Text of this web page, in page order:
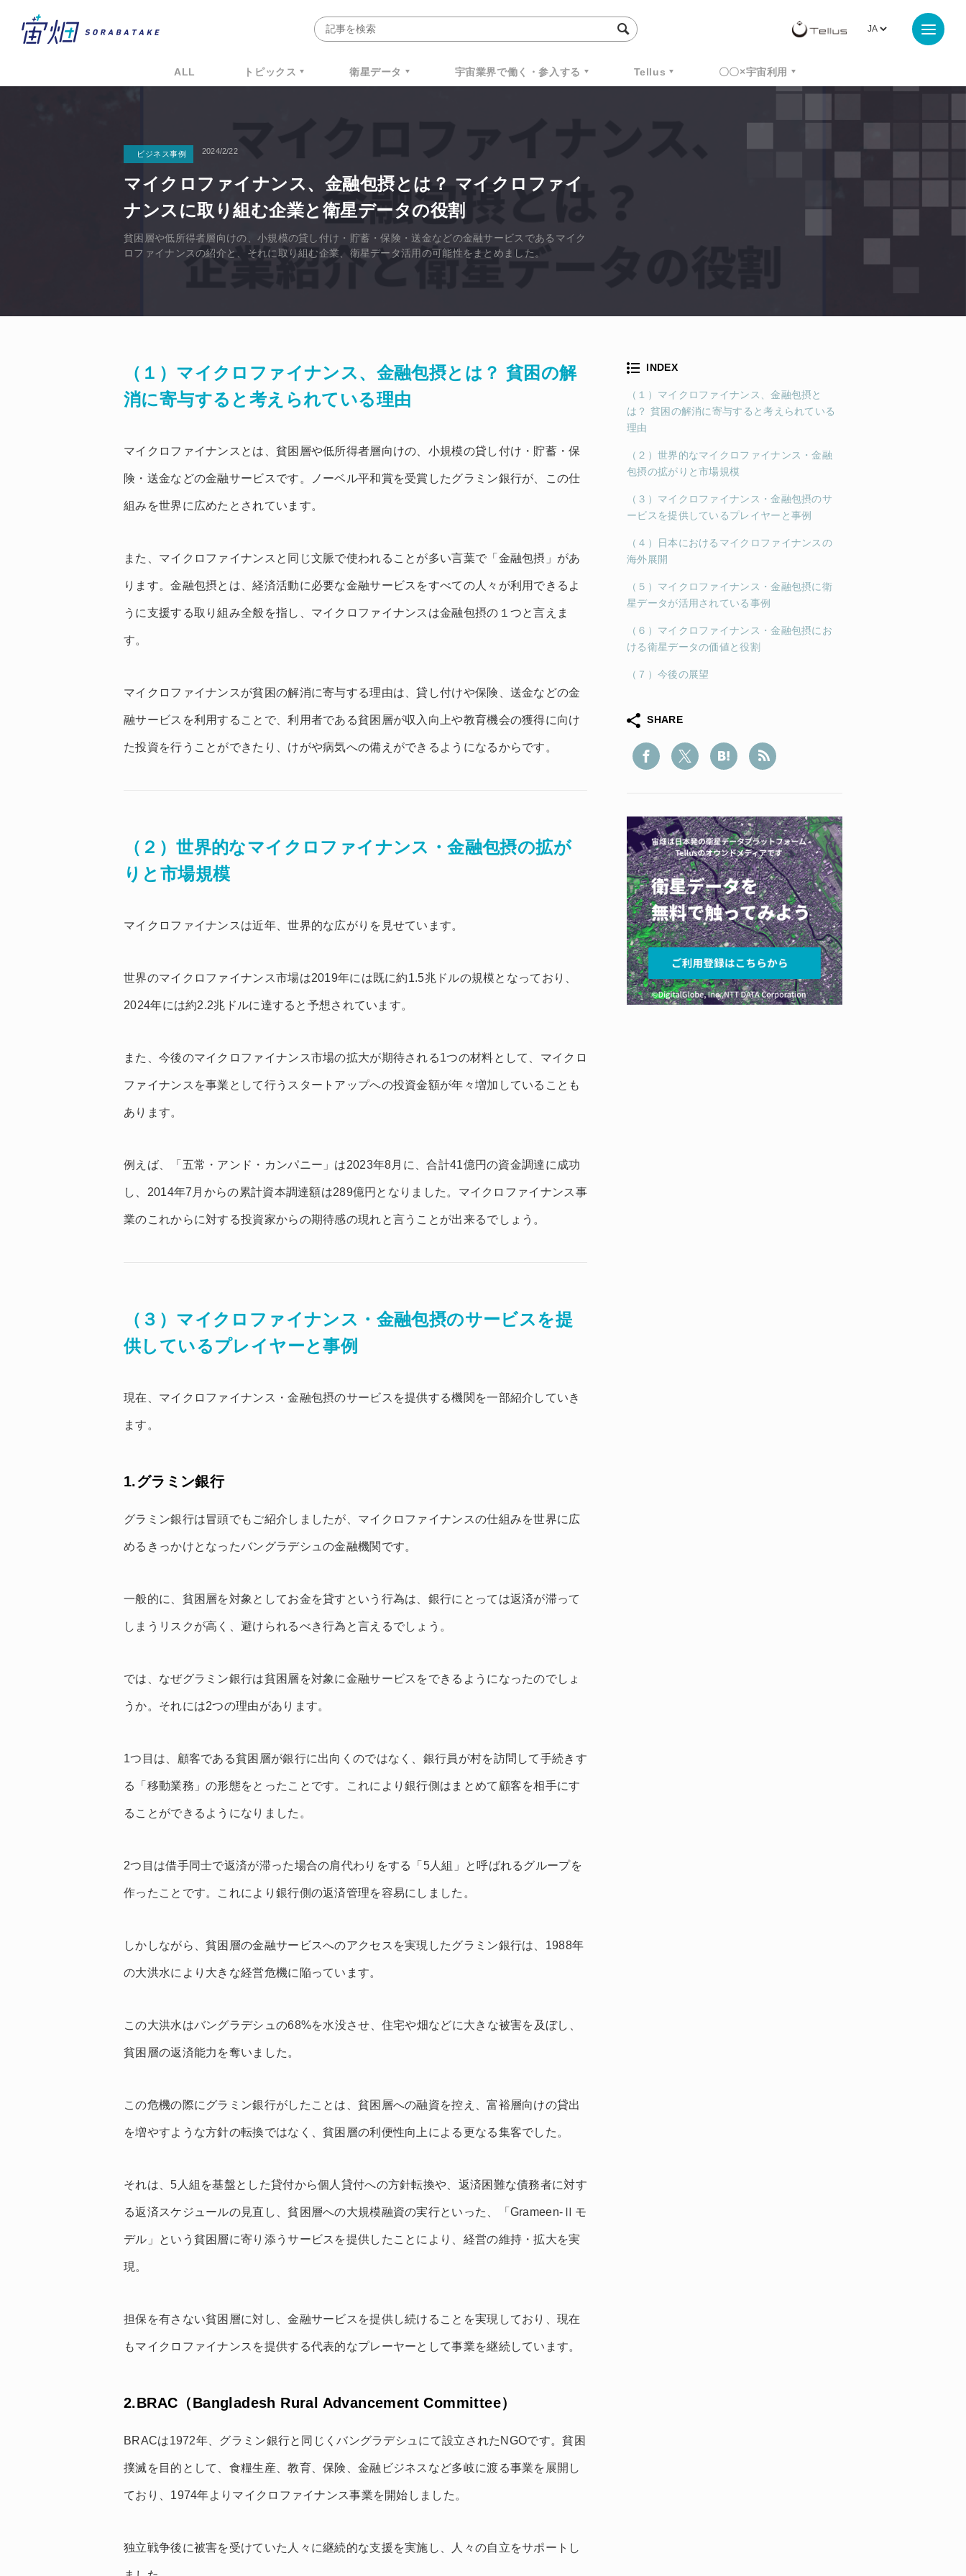
ALL トピックス 衛星データ 宇宙業界で働く・参入する Tellus 〇〇×宇宙利用
ビジネス事例 2024/2/22
マイクロファイナンス、金融包摂とは？ マイクロファイ
ナンスに取り組む企業と衛星データの役割
貧困層や低所得者層向けの、小規模の貸し付け・貯蓄・保険・送金などの金融サービスであるマイク
ロファイナンスの紹介と、それに取り組む企業、衛星データ活用の可能性をまとめました。
（１）マイクロファイナンス、金融包摂とは？ 貧困の解
消に寄与すると考えられている理由
マイクロファイナンスとは、貧困層や低所得者層向けの、小規模の貸し付け・貯蓄・保
険・送金などの金融サービスです。ノーベル平和賞を受賞したグラミン銀行が、この仕
組みを世界に広めたとされています。
また、マイクロファイナンスと同じ文脈で使われることが多い言葉で「金融包摂」があ
ります。金融包摂とは、経済活動に必要な金融サービスをすべての人々が利用できるよ
うに支援する取り組み全般を指し、マイクロファイナンスは金融包摂の１つと言えま
す。
マイクロファイナンスが貧困の解消に寄与する理由は、貸し付けや保険、送金などの金
融サービスを利用することで、利用者である貧困層が収入向上や教育機会の獲得に向け
た投資を行うことができたり、けがや病気への備えができるようになるからです。
（２）世界的なマイクロファイナンス・金融包摂の拡が
りと市場規模
マイクロファイナンスは近年、世界的な広がりを見せています。
世界のマイクロファイナンス市場は2019年には既に約1.5兆ドルの規模となっており、
2024年には約2.2兆ドルに達すると予想されています。
また、今後のマイクロファイナンス市場の拡大が期待される1つの材料として、マイクロ
ファイナンスを事業として行うスタートアップへの投資金額が年々増加していることも
あります。
例えば、「五常・アンド・カンパニー」は2023年8月に、合計41億円の資金調達に成功
し、2014年7月からの累計資本調達額は289億円となりました。マイクロファイナンス事
業のこれからに対する投資家からの期待感の現れと言うことが出来るでしょう。
（３）マイクロファイナンス・金融包摂のサービスを提
供しているプレイヤーと事例
現在、マイクロファイナンス・金融包摂のサービスを提供する機関を一部紹介していき
ます。
1.グラミン銀行
グラミン銀行は冒頭でもご紹介しましたが、マイクロファイナンスの仕組みを世界に広
めるきっかけとなったバングラデシュの金融機関です。
一般的に、貧困層を対象としてお金を貸すという行為は、銀行にとっては返済が滞って
しまうリスクが高く、避けられるべき行為と言えるでしょう。
では、なぜグラミン銀行は貧困層を対象に金融サービスをできるようになったのでしょ
うか。それには2つの理由があります。
1つ目は、顧客である貧困層が銀行に出向くのではなく、銀行員が村を訪問して手続きす
る「移動業務」の形態をとったことです。これにより銀行側はまとめて顧客を相手にす
ることができるようになりました。
2つ目は借手同士で返済が滞った場合の肩代わりをする「5人組」と呼ばれるグループを
作ったことです。これにより銀行側の返済管理を容易にしました。
しかしながら、貧困層の金融サービスへのアクセスを実現したグラミン銀行は、1988年
の大洪水により大きな経営危機に陥っています。
この大洪水はバングラデシュの68%を水没させ、住宅や畑などに大きな被害を及ぼし、
貧困層の返済能力を奪いました。
この危機の際にグラミン銀行がしたことは、貧困層への融資を控え、富裕層向けの貸出
を増やすような方針の転換ではなく、貧困層の利便性向上による更なる集客でした。
それは、5人組を基盤とした貸付から個人貸付への方針転換や、返済困難な債務者に対す
る返済スケジュールの見直し、貧困層への大規模融資の実行といった、「Grameen-Ⅱモ
デル」という貧困層に寄り添うサービスを提供したことにより、経営の維持・拡大を実
現。
担保を有さない貧困層に対し、金融サービスを提供し続けることを実現しており、現在
もマイクロファイナンスを提供する代表的なプレーヤーとして事業を継続しています。
2.BRAC（Bangladesh Rural Advancement Committee）
BRACは1972年、グラミン銀行と同じくバングラデシュにて設立されたNGOです。貧困
撲滅を目的として、食糧生産、教育、保険、金融ビジネスなど多岐に渡る事業を展開し
ており、1974年よりマイクロファイナンス事業を開始しました。
独立戦争後に被害を受けていた人々に継続的な支援を実施し、人々の自立をサポートし
INDEX
（１）マイクロファイナンス、金融包摂と
は？ 貧困の解消に寄与すると考えられている
理由
（２）世界的なマイクロファイナンス・金融
包摂の拡がりと市場規模
（３）マイクロファイナンス・金融包摂のサ
ービスを提供しているプレイヤーと事例
（４）日本におけるマイクロファイナンスの
海外展開
（５）マイクロファイナンス・金融包摂に衛
星データが活用されている事例
（６）マイクロファイナンス・金融包摂にお
ける衛星データの価値と役割
（７）今後の展望
SHARE